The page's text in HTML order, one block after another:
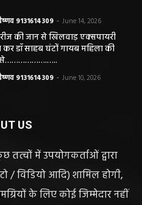
9131614309 - June 14, 2026
की जान से खिलवाड़ एक्सपायरी
डॉ साहब घंटों गायब महिला की
से……………….…..
9131614309 - June 10, 2026
US
में उपयोगकर्ताओं द्वारा
/ विडियो आदि) शामिल होगी,
के लिए कोई जिम्मेदार नहीं